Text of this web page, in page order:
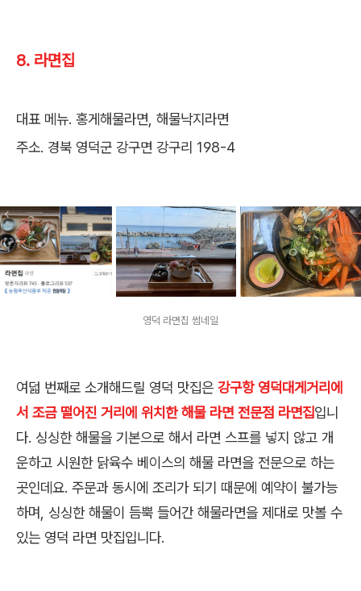
8. 라면집
대표 메뉴. 홍게해물라면, 해물낙지라면
주소. 경북 영덕군 강구면 강구리 198-4
영덕 라면집 썸네일
여덟 번째로 소개해드릴 영덕 맛집은 강구항 영덕대게거리에
서 조금 떨어진 거리에 위치한 해물 라면 전문점 라면집입니
다. 싱싱한 해물을 기본으로 해서 라면 스프를 넣지 않고 개
운하고 시원한 닭육수 베이스의 해물 라면을 전문으로 하는
곳인데요. 주문과 동시에 조리가 되기 때문에 예약이 불가능
하며, 싱싱한 해물이 듬뿍 들어간 해물라면을 제대로 맛볼 수
있는 영덕 라면 맛집입니다.